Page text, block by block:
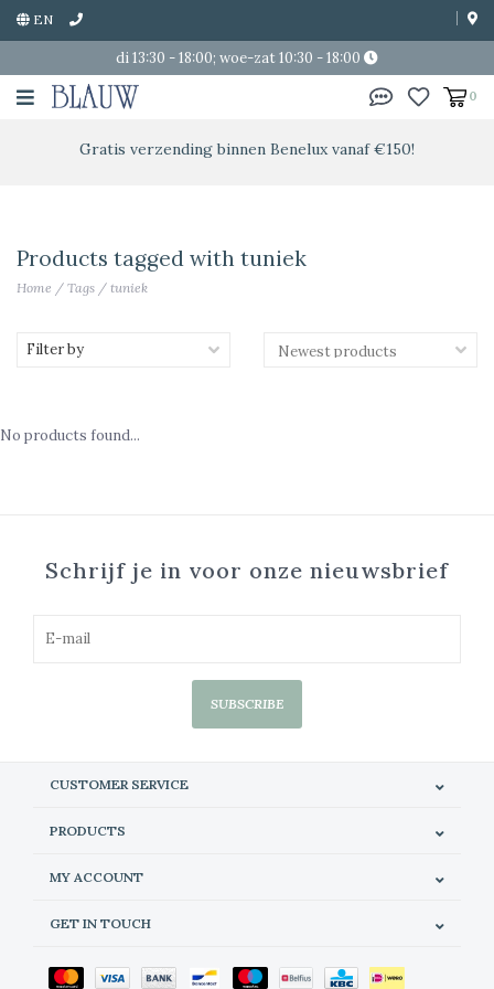
EN
di 13:30 - 18:00; woe-zat 10:30 - 18:00
0
Gratis verzending binnen Benelux vanaf €150!
Products tagged with tuniek
Home / Tags / tuniek
Filter by
No products found...
Schrijf je in voor onze nieuwsbrief
SUBSCRIBE
CUSTOMER SERVICE
PRODUCTS
MY ACCOUNT
GET IN TOUCH